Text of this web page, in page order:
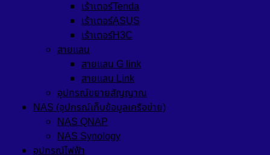
เร้าเตอร์Tenda
เร้าเตอร์ASUS
เร้าเตอร์H3C
สายแลน
สายแลน G link
สายแลน Link
อุปกรณ์ขยายสัญญาณ
NAS (อุปกรณ์เก็บข้อมูลเครือข่าย)
NAS QNAP
NAS Synology
อุปกรณ์ไฟฟ้า